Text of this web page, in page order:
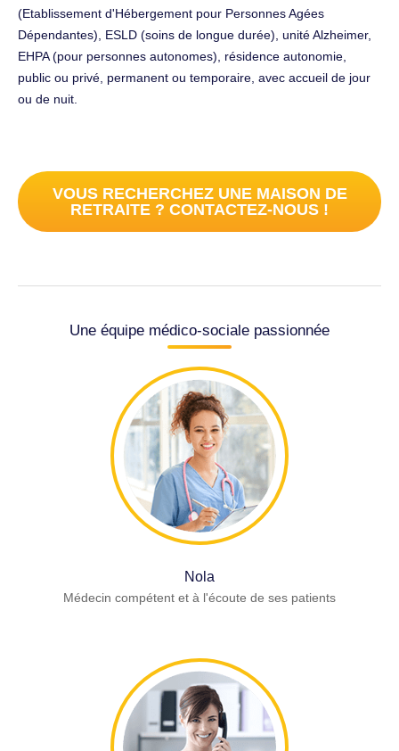
(Etablissement d'Hébergement pour Personnes Agées
Dépendantes), ESLD (soins de longue durée), unité Alzheimer,
EHPA (pour personnes autonomes), résidence autonomie,
public ou privé, permanent ou temporaire, avec accueil de jour
ou de nuit.
VOUS RECHERCHEZ UNE MAISON DE
RETRAITE ? CONTACTEZ-NOUS !
Une équipe médico-sociale passionnée
Nola
Médecin compétent et à l'écoute de ses patients